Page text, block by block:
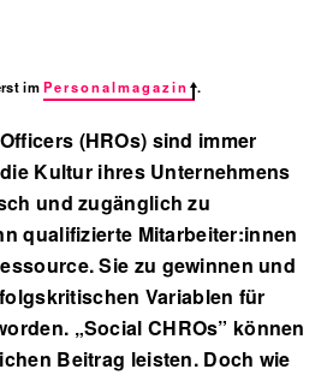
imPersonalmagazin .
(HROs) sind immer
Kultur ihres Unternehmens
und zugänglich zu
qualifizierte Mitarbeiter:innen
Sie zu gewinnen und
Variablen für
„Social CHROs” können
Beitrag leisten. Doch wie